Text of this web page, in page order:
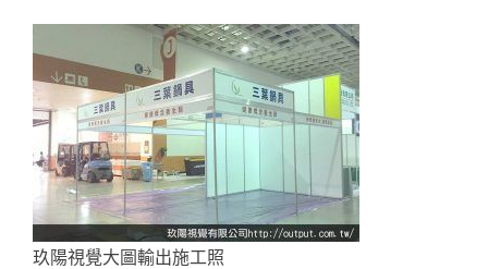
玖陽視覺大圖輸出施工照